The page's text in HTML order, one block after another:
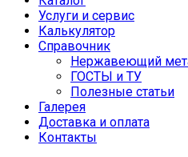
Услуги и сервис
Калькулятор
Справочник
Нержавеющий
ГОСТЫ и ТУ
Полезные статьи
Галерея
Доставка и оплата
Контакты